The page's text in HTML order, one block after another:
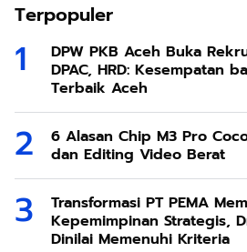
Terpopuler
DPW PKB Aceh Buka
DPAC, HRD: Kesempatan
Terbaik Aceh
6 Alasan Chip M3 Pro
dan Editing Video Berat
Transformasi PT PEMA
Kepemimpinan Strategis,
Dinilai Memenuhi Kriteria